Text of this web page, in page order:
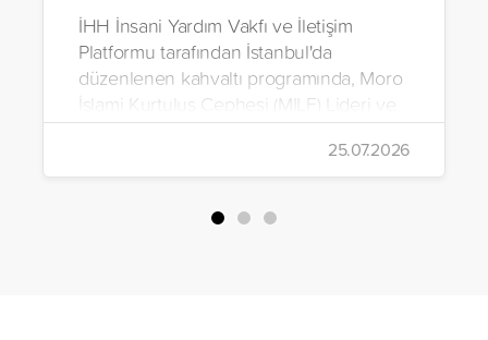
İHH İnsani Yardım Vakfı ve İletişim
Platformu tarafından İstanbul'da
düzenlenen kahvaltı programında, Moro
İslami Kurtuluş Cephesi (MILF) Lideri ve
Bangsamoro Özerk Bölgesi Kurucu
Başbakanı Hacı Murad İbrahim, medya
mensuplarıyla bir araya geldi.
25.07.2026